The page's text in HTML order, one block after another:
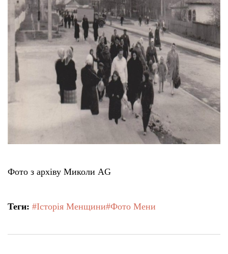
Фото з архіву Миколи AG
Теги: #Історія Менщини#Фото Мени